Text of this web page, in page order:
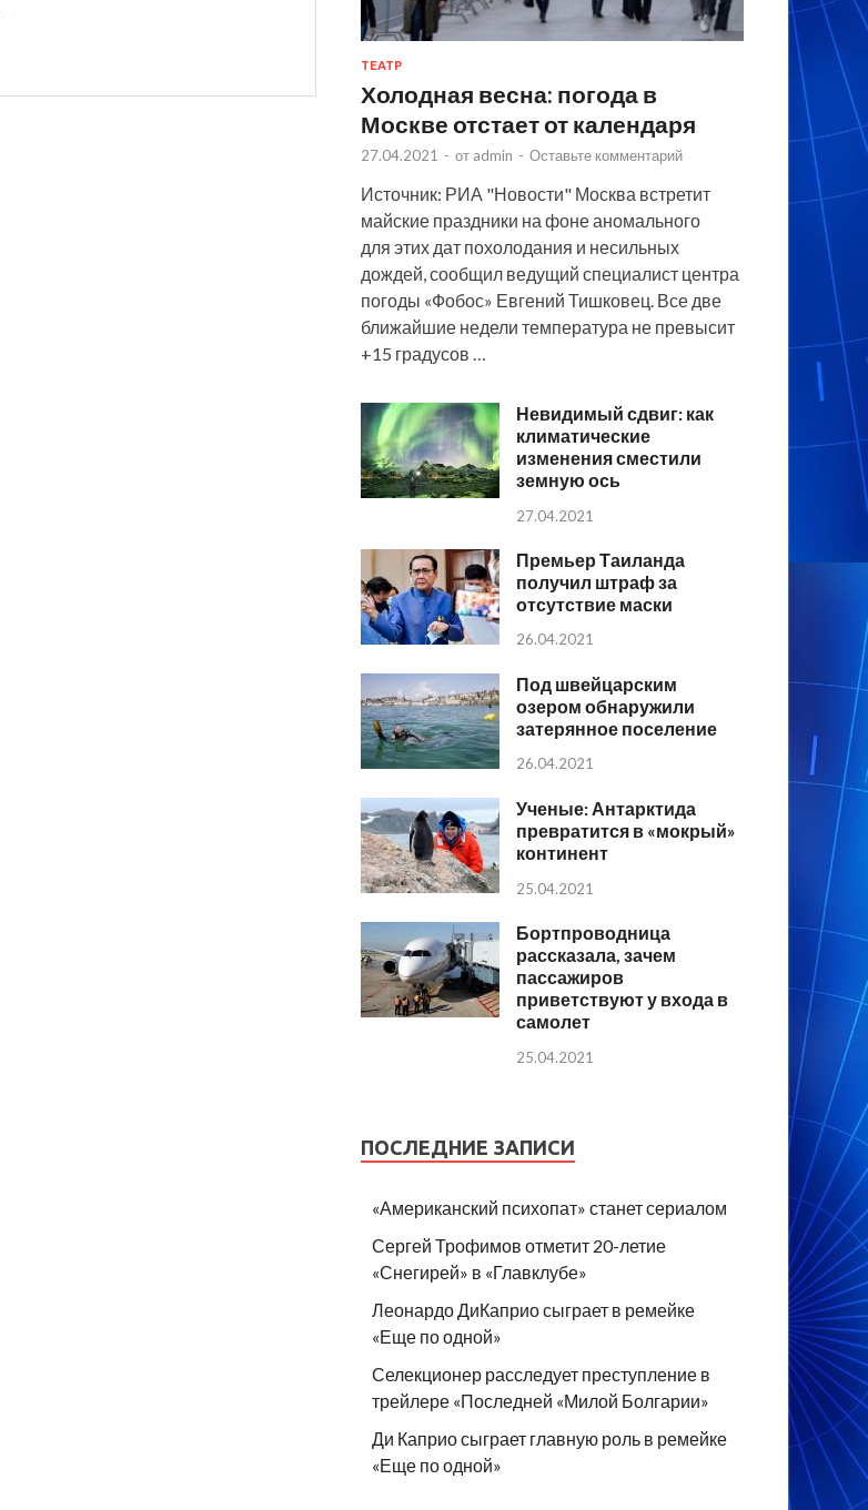
ТЕАТР
Холодная весна: погода в
Москве отстает от календаря
27.04.2021 - от admin - Оставьте комментарий
Источник: РИА "Новости" Москва встретит
майские праздники на фоне аномального
для этих дат похолодания и несильных
дождей, сообщил ведущий специалист центра
погоды «Фобос» Евгений Тишковец. Все две
ближайшие недели температура не превысит
+15 градусов …
Невидимый сдвиг: как
климатические
изменения сместили
земную ось
27.04.2021
Премьер Таиланда
получил штраф за
отсутствие маски
26.04.2021
Под швейцарским
озером обнаружили
затерянное поселение
26.04.2021
Ученые: Антарктида
превратится в «мокрый»
континент
25.04.2021
Бортпроводница
рассказала, зачем
пассажиров
приветствуют у входа в
самолет
25.04.2021
ПОСЛЕДНИЕ ЗАПИСИ
«Американский психопат» станет сериалом
Сергей Трофимов отметит 20-летие
«Снегирей» в «Главклубе»
Леонардо ДиКаприо сыграет в ремейке
«Еще по одной»
Селекционер расследует преступление в
трейлере «Последней «Милой Болгарии»
Ди Каприо сыграет главную роль в ремейке
«Еще по одной»